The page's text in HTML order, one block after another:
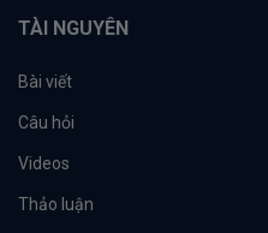
TÀI NGUYÊN
Bài viết
Câu hỏi
Videos
Thảo luận